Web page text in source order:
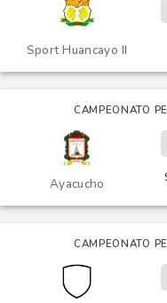
Sport Huancayo II
CAMPEONATO
Ayacucho
CAMPEONATO